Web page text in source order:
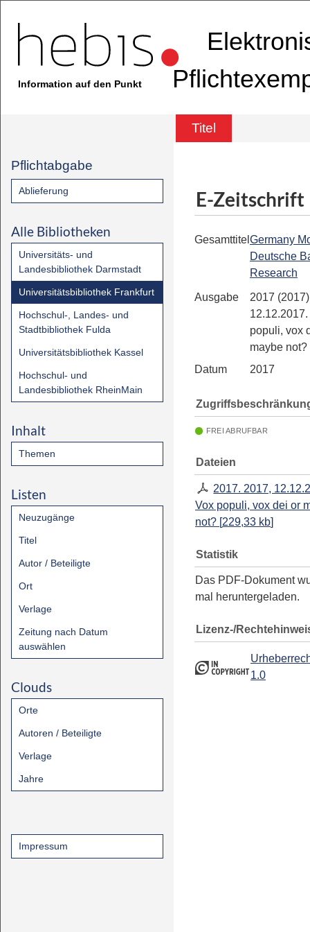
Information auf den Punkt
Titel
Pflichtabgabe
Ablieferung
Alle Bibliotheken
Universitäts- und
Landesbibliothek Darmstadt
Universitätsbibliothek Frankfurt
Hochschul-, Landes- und
Stadtbibliothek Fulda
Universitätsbibliothek Kassel
Hochschul- und
Landesbibliothek RheinMain
Inhalt
Themen
Listen
Neuzugänge
Titel
Autor / Beteiligte
Ort
Verlage
Zeitung nach Datum
auswählen
Clouds
Orte
Autoren / Beteiligte
Verlage
Jahre
Impressum
E-Zeitschrift
Gesamttitel Germany
Deutsche
Research
Ausgabe
2017 (2017)
12.12.2017.
populi, vox
maybe not?
Datum
2017
FREI ABRUFBAR
Dateien
2017. 2017,
Vox populi, vox dei or
not? [229,33 kb]
Statistik
Das PDF-Dokument
mal heruntergeladen.
Lizenz-/
1.0